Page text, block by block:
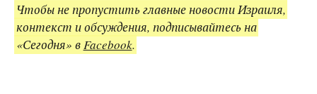
Чтобы не пропустить главные новости Израиля,
контекст и обсуждения, подписывайтесь на
«Сегодня» вFacebook.